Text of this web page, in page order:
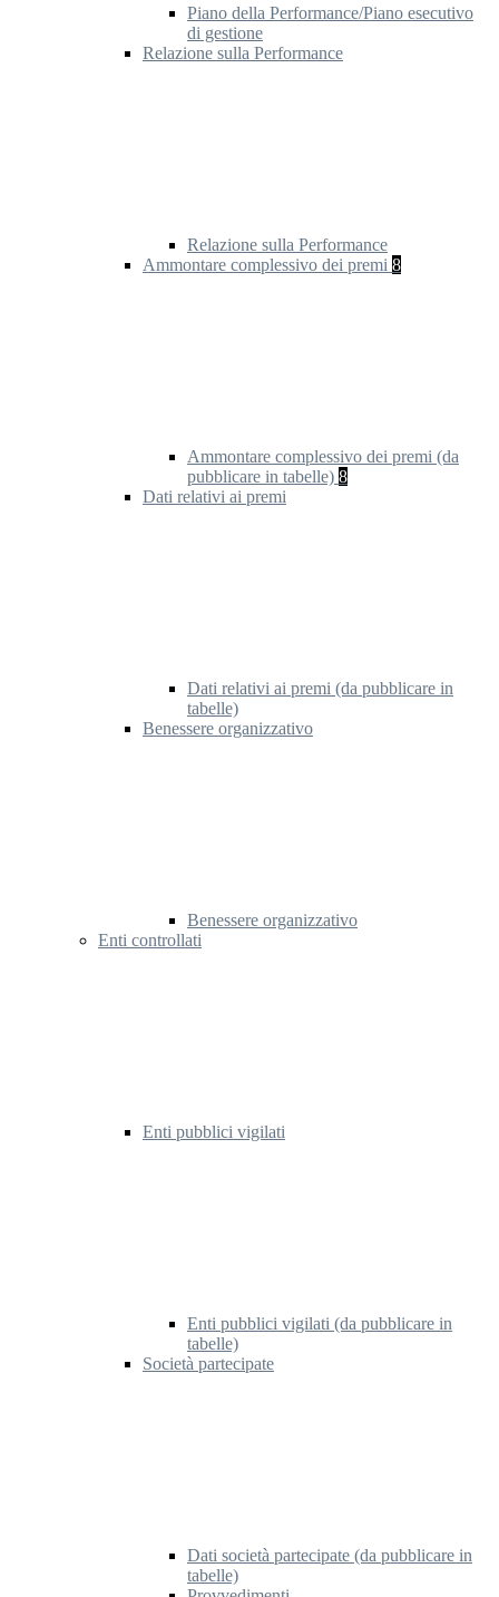
Piano della Performance/Piano esecutivo
di gestione
Relazione sulla Performance
Relazione sulla Performance
Ammontare complessivo dei premi 8
Ammontare complessivo dei premi (da
pubblicare in tabelle) 8
Dati relativi ai premi
Dati relativi ai premi (da pubblicare in
tabelle)
Benessere organizzativo
Benessere organizzativo
Enti controllati
Enti pubblici vigilati
Enti pubblici vigilati (da pubblicare in
tabelle)
Società partecipate
Dati società partecipate (da pubblicare in
tabelle)